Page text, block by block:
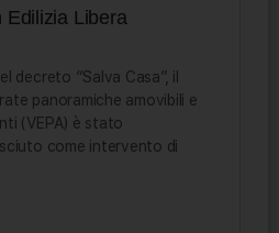
Edilizia Libera
decreto “Salva Casa”, il
panoramiche amovibili e
(VEPA) è stato
come intervento di